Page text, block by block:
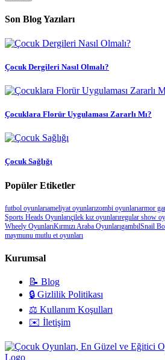
Son Blog Yazıları
Çocuk Dergileri Nasıl Olmalı?
Çocuklara Florür Uygulaması Zararlı Mı?
Çocuk Sağlığı
Popüler Etiketler
futbol oyunlarıameliyat oyunlarızombi oyunlarıarmor
Sports Heads Oyunlarıçilek kız oyunlarıregular show
Wheely OyunlarıKırmızı Araba OyunlarıgambılSnail
maymunu mutlu et oyunları
Kurumsal
📝 Blog
🔒 Gizlilik Politikası
⚖️ Kullanım Koşulları
✉️ İletişim